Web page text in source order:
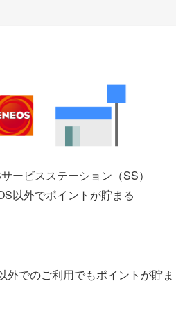
ービスステーション（SS）
以外でポイントが貯まる
でのご利用でもポイントが貯ま